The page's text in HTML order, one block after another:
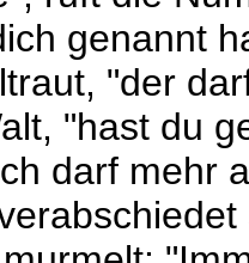
genannt
"der
"hast du
darf mehr